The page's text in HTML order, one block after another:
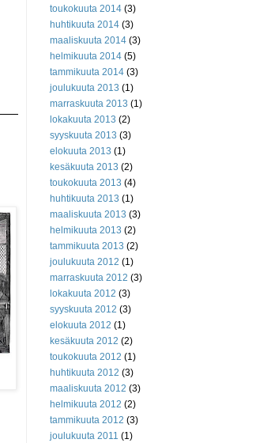
toukokuuta 2014 (3)
huhtikuuta 2014 (3)
maaliskuuta 2014 (3)
helmikuuta 2014 (5)
tammikuuta 2014 (3)
joulukuuta 2013 (1)
marraskuuta 2013 (1)
lokakuuta 2013 (2)
syyskuuta 2013 (3)
elokuuta 2013 (1)
kesäkuuta 2013 (2)
toukokuuta 2013 (4)
huhtikuuta 2013 (1)
maaliskuuta 2013 (3)
helmikuuta 2013 (2)
tammikuuta 2013 (2)
joulukuuta 2012 (1)
marraskuuta 2012 (3)
lokakuuta 2012 (3)
syyskuuta 2012 (3)
elokuuta 2012 (1)
kesäkuuta 2012 (2)
toukokuuta 2012 (1)
huhtikuuta 2012 (3)
maaliskuuta 2012 (3)
helmikuuta 2012 (2)
tammikuuta 2012 (3)
joulukuuta 2011 (1)